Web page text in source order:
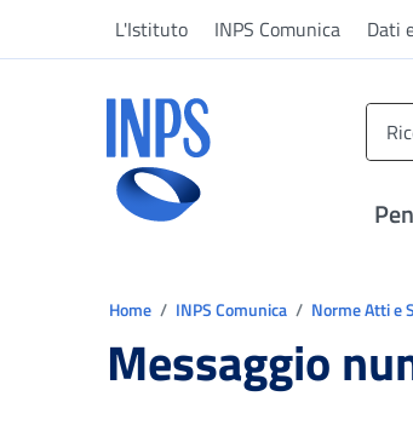
L'Istituto INPS Comunica Dati
Home INPS Comunica Norme Atti e
Messaggio